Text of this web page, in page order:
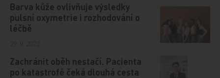
Barva kůže ovlivňuje výsledky
pulsní oxymetrie i rozhodování o
léčbě
Zachránit oběh nestačí. Pacienta
po katastrofě čeká dlouhá cesta